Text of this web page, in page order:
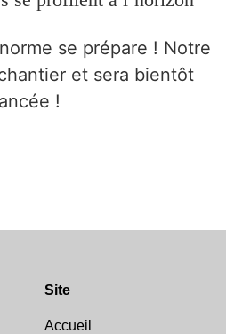
se prépare ! Notre
et sera bientôt
!
Site
Accueil